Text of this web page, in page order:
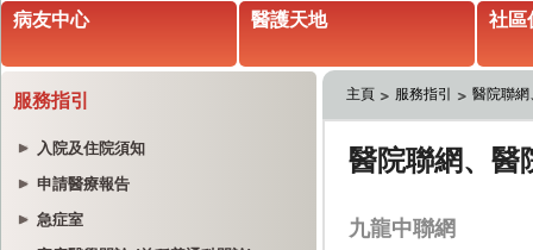
病友中心 醫護天地 社區
服務指引
入院及住院須知
申請醫療報告
急症室
主頁 服務指引 醫院聯網